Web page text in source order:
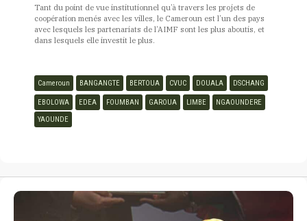
Tant du point de vue institutionnel qu’à travers les projets de
coopération menés avec les villes, le Cameroun est l’un des pays
avec lesquels les partenariats de l’AIMF sont les plus aboutis, et
dans lesquels elle investit le plus.
Cameroun BANGANGTE BERTOUA CVUC DOUALA DSCHANG
EBOLOWA EDEA FOUMBAN GAROUA LIMBE
NGAOUNDERE
YAOUNDE